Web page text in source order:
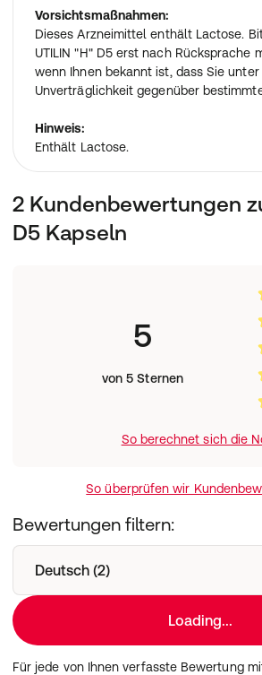
Vorsichtsmaßnahmen:
Dieses Arzneimittel enthält Lactose.
UTILIN "H" D5 erst nach Rücksprache
wenn Ihnen bekannt ist, dass Sie unter
Unverträglichkeit gegenüber
Hinweis:
Enthält Lactose.
2 Kundenbewertungen
D5 Kapseln
5
von 5 Sternen
So berechnet sich die
So überprüfen wir
Bewertungen filtern:
Deutsch (2)
Loading...
Für jede von Ihnen verfasste Bewertung